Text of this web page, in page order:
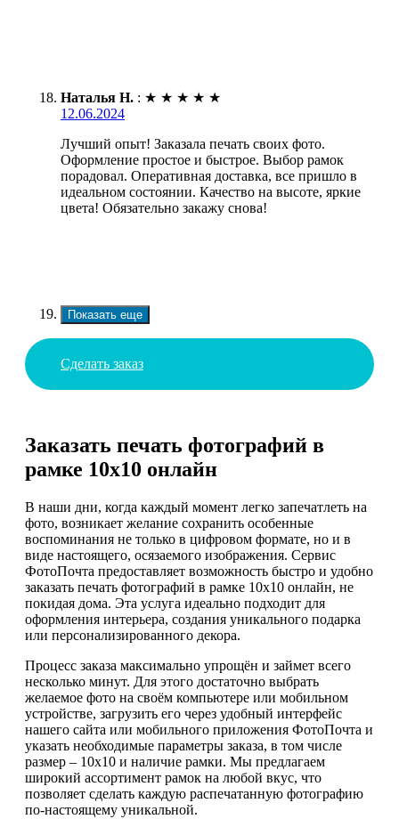
Наталья Н. : ★ ★ ★ ★ ★
12.06.2024
Лучший опыт! Заказала печать своих фото.
Оформление простое и быстрое. Выбор рамок
порадовал. Оперативная доставка, все пришло в
идеальном состоянии. Качество на высоте, яркие
цвета! Обязательно закажу снова!
Показать еще
Сделать заказ
Заказать печать фотографий в
рамке 10х10 онлайн
В наши дни, когда каждый момент легко запечатлеть на
фото, возникает желание сохранить особенные
воспоминания не только в цифровом формате, но и в
виде настоящего, осязаемого изображения. Сервис
ФотоПочта предоставляет возможность быстро и удобно
заказать печать фотографий в рамке 10х10 онлайн, не
покидая дома. Эта услуга идеально подходит для
оформления интерьера, создания уникального подарка
или персонализированного декора.
Процесс заказа максимально упрощён и займет всего
несколько минут. Для этого достаточно выбрать
желаемое фото на своём компьютере или мобильном
устройстве, загрузить его через удобный интерфейс
нашего сайта или мобильного приложения ФотоПочта и
указать необходимые параметры заказа, в том числе
размер – 10х10 и наличие рамки. Мы предлагаем
широкий ассортимент рамок на любой вкус, что
позволяет сделать каждую распечатанную фотографию
по-настоящему уникальной.